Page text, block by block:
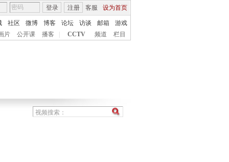
客服 设为首页
登录 注册
社区 微博 博客 论坛 访谈 邮箱
游戏
片 公开课 播客 CCTV 频道 栏目